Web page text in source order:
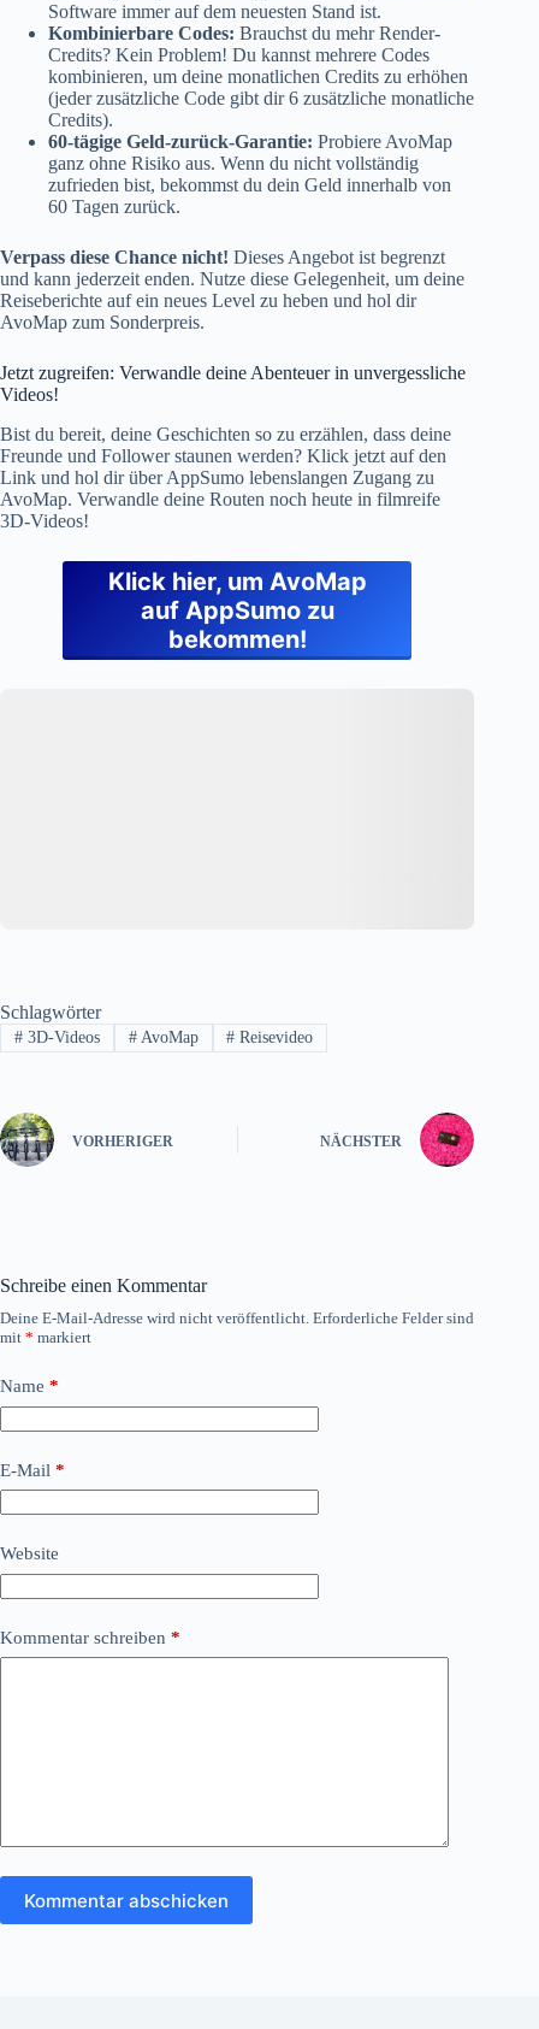
Software immer auf dem neuesten Stand ist.
Kombinierbare Codes: Brauchst du mehr Render-
Credits? Kein Problem! Du kannst mehrere Codes
kombinieren, um deine monatlichen Credits zu erhöhen
(jeder zusätzliche Code gibt dir 6 zusätzliche monatliche
Credits).
60-tägige Geld-zurück-Garantie: Probiere AvoMap
ganz ohne Risiko aus. Wenn du nicht vollständig
zufrieden bist, bekommst du dein Geld innerhalb von
60 Tagen zurück.
Verpass diese Chance nicht! Dieses Angebot ist begrenzt
und kann jederzeit enden. Nutze diese Gelegenheit, um deine
Reiseberichte auf ein neues Level zu heben und hol dir
AvoMap zum Sonderpreis.
Jetzt zugreifen: Verwandle deine Abenteuer in unvergessliche
Videos!
Bist du bereit, deine Geschichten so zu erzählen, dass deine
Freunde und Follower staunen werden? Klick jetzt auf den
Link und hol dir über AppSumo lebenslangen Zugang zu
AvoMap. Verwandle deine Routen noch heute in filmreife
3D-Videos!
Klick hier, um AvoMap
auf AppSumo zu
bekommen!
Schlagwörter
#3D-Videos #AvoMap # Reisevideo
VORHERIGER NÄCHSTER
Schreibe einen Kommentar
Deine E-Mail-Adresse wird nicht veröffentlicht. Erforderliche Felder sind
mit * markiert
Name *
E-Mail *
Website
Kommentar schreiben *
Kommentar abschicken